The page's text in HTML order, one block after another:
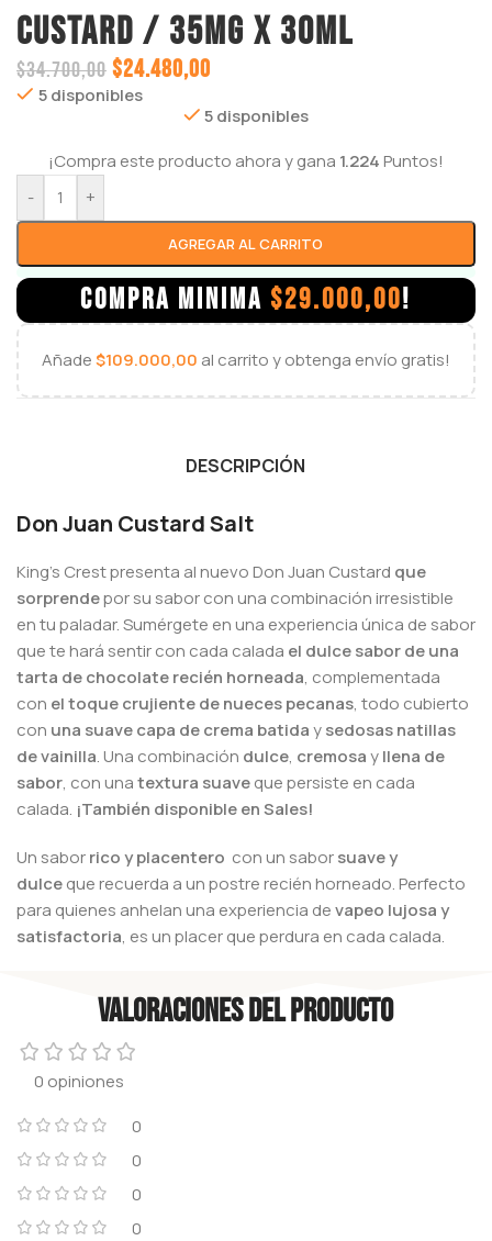
CUSTARD / 35mg x 30ml
$34.700,00 $24.480,00
5 disponibles
5 disponibles
¡Compra este producto ahora y gana 1.224Puntos!
-
+
AGREGAR AL CARRITO
COMPRA MINIMA $29.000,00!
Añade$109.000,00 al carrito y obtenga envío gratis!
DESCRIPCIÓN
Don Juan Custard Salt
King’s Crest presenta al nuevo Don Juan Custard que
sorprendepor su sabor con una combinación irresistible
en tu paladar. Sumérgete en una experiencia única de sabor
que te hará sentir con cada calada el dulce sabor de una
tarta de chocolate recién horneada, complementada
con el toque crujiente de nueces pecanas, todo cubierto
con una suave capa de crema batidaysedosas natillas
de vainilla. Una combinación dulce, cremosayllena de
sabor, con unatextura suaveque persiste en cada
calada. ¡También disponible en Sales!
Un saborrico y placentero con un saborsuave y
dulceque recuerda a un postre recién horneado. Perfecto
para quienes anhelan una experiencia devapeo lujosa y
satisfactoria, es un placer que perdura en cada calada.
Valoraciones del producto
0 opiniones
0
0
0
0